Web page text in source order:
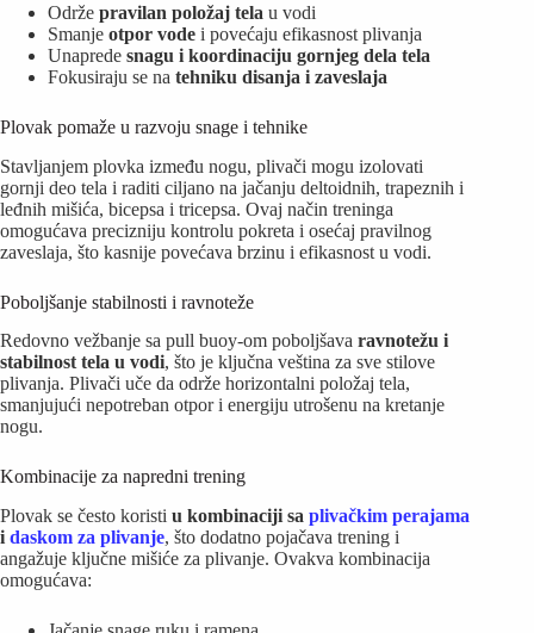
Održe pravilan položaj tela u vodi
Smanje otpor vode i povećaju efikasnost plivanja
Unaprede snagu i koordinaciju gornjeg dela tela
Fokusiraju se na tehniku disanja i zaveslaja
Plovak pomaže u razvoju snage i tehnike
Stavljanjem plovka između nogu, plivači mogu izolovati
gornji deo tela i raditi ciljano na jačanju deltoidnih, trapeznih i
leđnih mišića, bicepsa i tricepsa. Ovaj način treninga
omogućava precizniju kontrolu pokreta i osećaj pravilnog
zaveslaja, što kasnije povećava brzinu i efikasnost u vodi.
Poboljšanje stabilnosti i ravnoteže
Redovno vežbanje sa pull buoy-om poboljšava ravnotežu i
stabilnost tela u vodi, što je ključna veština za sve stilove
plivanja. Plivači uče da održe horizontalni položaj tela,
smanjujući nepotreban otpor i energiju utrošenu na kretanje
nogu.
Kombinacije za napredni trening
Plovak se često koristi u kombinaciji sa plivačkim perajama
i daskom za plivanje, što dodatno pojačava trening i
angažuje ključne mišiće za plivanje. Ovakva kombinacija
omogućava: